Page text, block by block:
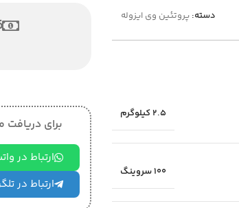
دسته: پروتئین وی ایزوله
2.5 کیلوگرم
100 سروینگ
برای دریافت
ارتباط در
ارتباط در